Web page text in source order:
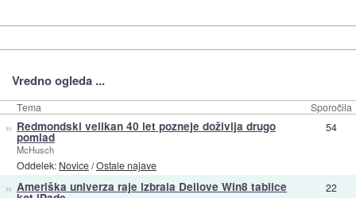
Vredno ogleda ...
Tema Sporočila
» Redmondski velikan 40 let pozneje doživlja drugo
pomlad
McHusch
Oddelek: Novice/Ostale najave
54
» Ameriška univerza raje izbrala Dellove Win8 tablice 22